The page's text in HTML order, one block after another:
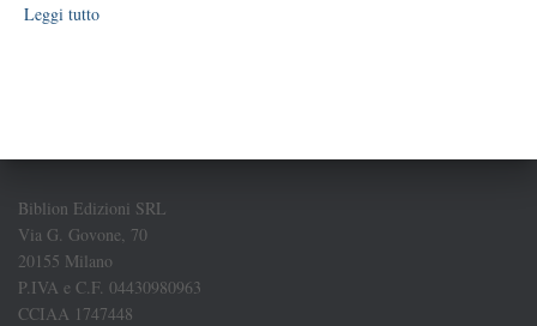
Leggi tutto
Biblion Edizioni SRL
Via G. Govone, 70
20155 Milano
P.IVA e C.F. 04430980963
CCIAA 1747448